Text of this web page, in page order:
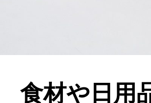
食材や日用